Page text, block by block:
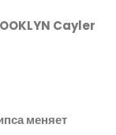
Cayler
меняет